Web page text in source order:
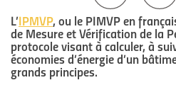
L’IPMVP, ou le PIMVP en
de Mesure et Vérification de la
protocole visant à calculer, à
économies d’énergie d’un
grands principes.